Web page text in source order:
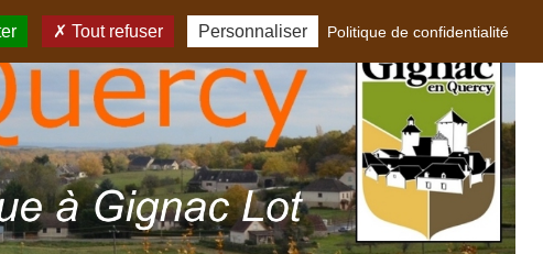
Tout refuser Personnaliser Politique de confidentialité